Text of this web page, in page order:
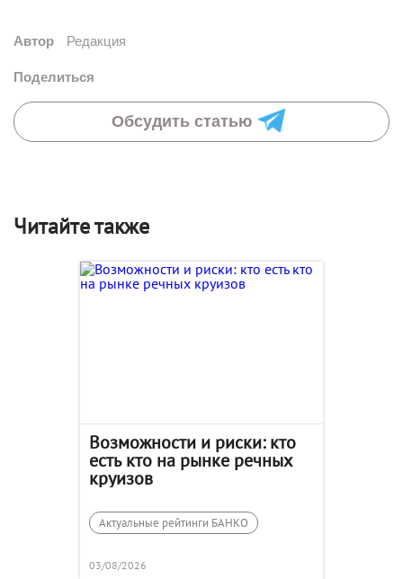
Автор Редакция
Поделиться
Обсудить статью
Читайте также
Возможности и риски: кто
есть кто на рынке речных
круизов
Актуальные рейтинги БАНКО
03/08/2026